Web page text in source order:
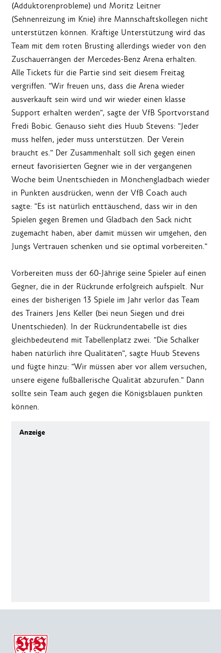
(Adduktorenprobleme) und Moritz Leitner
(Sehnenreizung im Knie) ihre Mannschaftskollegen nicht
unterstützen können. Kräftige Unterstützung wird das
Team mit dem roten Brusting allerdings wieder von den
Zuschauerrängen der Mercedes-Benz Arena erhalten.
Alle Tickets für die Partie sind seit diesem Freitag
vergriffen. "Wir freuen uns, dass die Arena wieder
ausverkauft sein wird und wir wieder einen klasse
Support erhalten werden", sagte der VfB Sportvorstand
Fredi Bobic. Genauso sieht dies Huub Stevens: "Jeder
muss helfen, jeder muss unterstützen. Der Verein
braucht es." Der Zusammenhalt soll sich gegen einen
erneut favorisierten Gegner wie in der vergangenen
Woche beim Unentschieden in Mönchengladbach wieder
in Punkten ausdrücken, wenn der VfB Coach auch
sagte: "Es ist natürlich enttäuschend, dass wir in den
Spielen gegen Bremen und Gladbach den Sack nicht
zugemacht haben, aber damit müssen wir umgehen, den
Jungs Vertrauen schenken und sie optimal vorbereiten."
Vorbereiten muss der 60-Jährige seine Spieler auf einen
Gegner, die in der Rückrunde erfolgreich aufspielt. Nur
eines der bisherigen 13 Spiele im Jahr verlor das Team
des Trainers Jens Keller (bei neun Siegen und drei
Unentschieden). In der Rückrundentabelle ist dies
gleichbedeutend mit Tabellenplatz zwei. "Die Schalker
haben natürlich ihre Qualitäten", sagte Huub Stevens
und fügte hinzu: "Wir müssen aber vor allem versuchen,
unsere eigene fußballerische Qualität abzurufen." Dann
sollte sein Team auch gegen die Königsblauen punkten
können.